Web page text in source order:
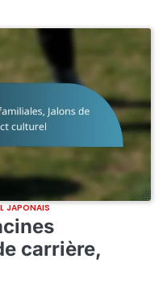
JAPONAIS
carrière,